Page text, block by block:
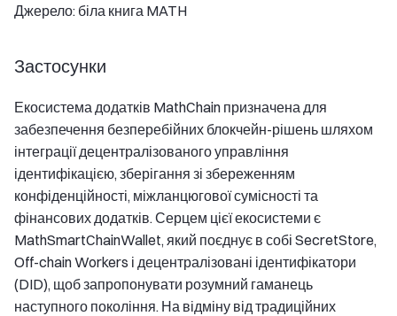
Джерело: біла книга MATH
Застосунки
Екосистема додатків MathChain призначена для
забезпечення безперебійних блокчейн-рішень шляхом
інтеграції децентралізованого управління
ідентифікацією, зберігання зі збереженням
конфіденційності, міжланцюгової сумісності та
фінансових додатків. Серцем цієї екосистеми є
MathSmartChainWallet, який поєднує в собі SecretStore,
Off-chain Workers і децентралізовані ідентифікатори
(DID), щоб запропонувати розумний гаманець
наступного покоління. На відміну від традиційних